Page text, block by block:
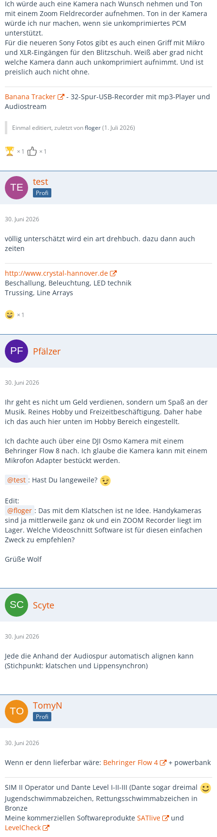
Ich würde auch eine Kamera nach Wunsch nehmen und Ton
mit einem Zoom Fieldrecorder aufnehmen. Ton in der Kamera
würde ich nur machen, wenn sie unkomprimiertes PCM
unterstützt.
Für die neueren Sony Fotos gibt es auch einen Griff mit Mikro
und XLR-Eingängen für den Blitzschuh. Weiß aber grad nicht
welche Kamera dann auch unkomprimiert aufnimmt. Und ist
preislich auch nicht ohne.
Banana Tracker
- 32-Spur-USB-Recorder mit mp3-Player und
Audiostream
Einmal editiert, zuletzt vonfloger(1. Juli 2026)
1 1
test
Profi
30. Juni 2026
völlig unterschätzt wird ein art drehbuch. dazu dann auch
zeiten
http://www.crystal-hannover.de
Beschallung, Beleuchtung, LED technik
Trussing, Line Arrays
1
Pfälzer
30. Juni 2026
Ihr geht es nicht um Geld verdienen, sondern um Spaß an der
Musik. Reines Hobby und Freizeitbeschäftigung. Daher habe
ich das auch hier unten im Hobby Bereich eingestellt.
Ich dachte auch über eine DJI Osmo Kamera mit einem
Behringer Flow 8 nach. Ich glaube die Kamera kann mit einem
Mikrofon Adapter bestückt werden.
test : Hast Du langeweile?
Edit:
floger : Das mit dem Klatschen ist ne Idee. Handykameras
sind ja mittlerweile ganz ok und ein ZOOM Recorder liegt im
Lager. Welche Videoschnitt Software ist für diesen einfachen
Zweck zu empfehlen?
Grüße Wolf
Scyte
30. Juni 2026
Jede die Anhand der Audiospur automatisch alignen kann
(Stichpunkt: klatschen und Lippensynchron)
TomyN
Profi
30. Juni 2026
Wenn er denn lieferbar wäre: Behringer Flow 4 + powerbank
SIM II Operator und Dante Level I-II-III (Dante sogar dreimal
Jugendschwimmabzeichen, Rettungsschwimmabzeichen in
Bronze
Meine kommerziellen Softwareprodukte SATlive
und
LevelCheck